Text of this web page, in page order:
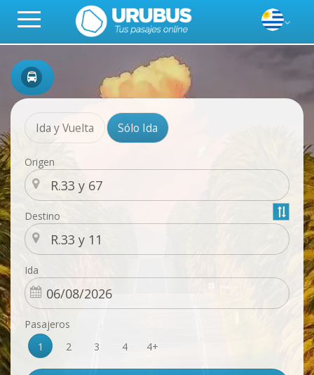
Ida y Vuelta Sólo Ida
Origen
Destino
Ida
Pasajeros
1
2 3 4 4+